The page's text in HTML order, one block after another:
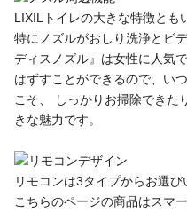
LIXILトイレの大きな特徴とも
特にノズルがおしり洗浄とビ
ディスノズル』は女性に人気
はずすことができるので、い
こそ、 しっかりお掃除できた
きな魅力です。
リモコンは3タイプからお選び
こちらのページの商品はスマ